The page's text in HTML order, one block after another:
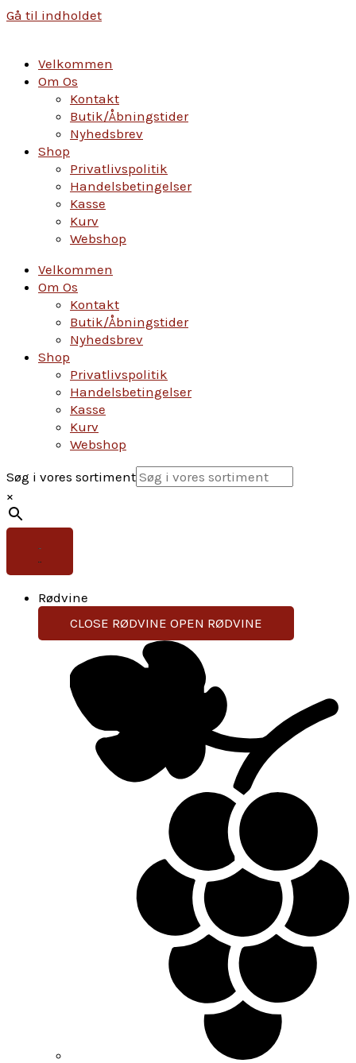
Gå til indholdet
Velkommen
Om Os
Kontakt
Butik/Åbningstider
Nyhedsbrev
Shop
Privatlivspolitik
Handelsbetingelser
Kasse
Kurv
Webshop
Velkommen
Om Os
Kontakt
Butik/Åbningstider
Nyhedsbrev
Shop
Privatlivspolitik
Handelsbetingelser
Kasse
Kurv
Webshop
Søg i vores sortiment
×
Rødvine
CLOSE RØDVINE OPEN RØDVINE